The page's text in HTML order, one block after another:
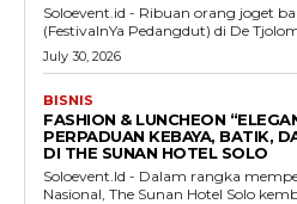
Soloevent.id - Ribuan orang joget
(FestivalnYa Pedangdut) di De
July 30, 2026
BISNIS
FASHION & LUNCHEON
PERPADUAN KEBAYA, BATIK,
DI THE SUNAN HOTEL SOLO
Soloevent.Id - Dalam rangka
Nasional, The Sunan Hotel Solo